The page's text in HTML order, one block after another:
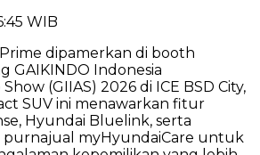
WIB